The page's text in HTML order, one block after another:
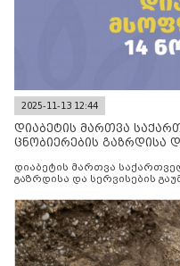
2025-11-13 12:44
დიაბეტის მართვა
ცნობიერების გაზრდისა
დიაბეტის მართვა
გაზრდისა და სერვისების